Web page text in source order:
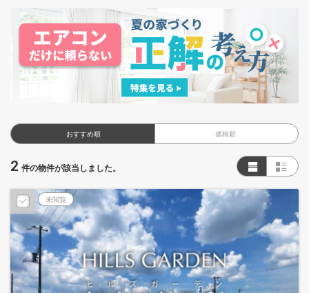
おすすめ順 価格順
2 件の物件が該当しました。
未閲覧